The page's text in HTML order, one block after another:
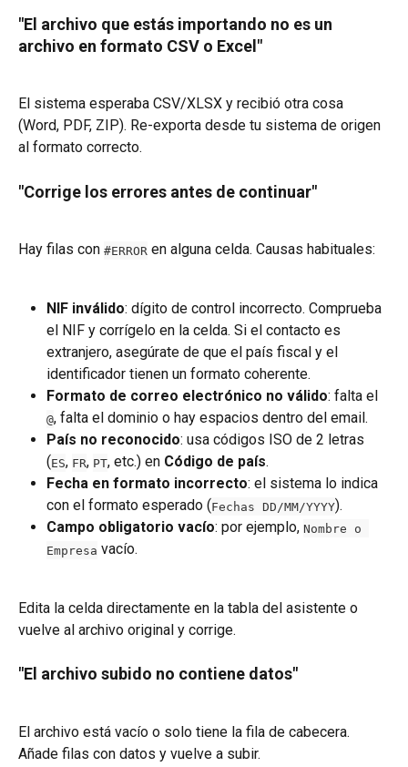
"El archivo que estás importando no es un
archivo en formato CSV o Excel"
El sistema esperaba CSV/XLSX y recibió otra cosa
(Word, PDF, ZIP). Re-exporta desde tu sistema de origen
al formato correcto.
"Corrige los errores antes de continuar"
Hay filas con #ERROR en alguna celda. Causas habituales:
NIF inválido: dígito de control incorrecto. Comprueba
el NIF y corrígelo en la celda. Si el contacto es
extranjero, asegúrate de que el país fiscal y el
identificador tienen un formato coherente.
Formato de correo electrónico no válido: falta el
@, falta el dominio o hay espacios dentro del email.
País no reconocido: usa códigos ISO de 2 letras
(ES, FR, PT, etc.) en Código de país.
Fecha en formato incorrecto: el sistema lo indica
con el formato esperado (Fechas DD/MM/YYYY).
Campo obligatorio vacío: por ejemplo, Nombre o
Empresa vacío.
Edita la celda directamente en la tabla del asistente o
vuelve al archivo original y corrige.
"El archivo subido no contiene datos"
El archivo está vacío o solo tiene la fila de cabecera.
Añade filas con datos y vuelve a subir.